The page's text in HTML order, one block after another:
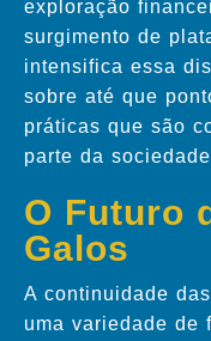
exploração
surgimento de
intensifica essa
sobre até que
práticas que são
parte da
O Futuro
Galos
A continuidade
uma variedade de